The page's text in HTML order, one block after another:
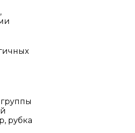
рубка